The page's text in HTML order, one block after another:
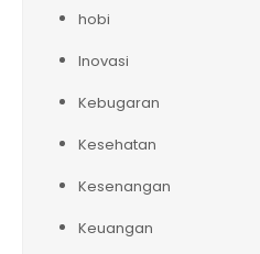
hobi
Inovasi
Kebugaran
Kesehatan
Kesenangan
Keuangan